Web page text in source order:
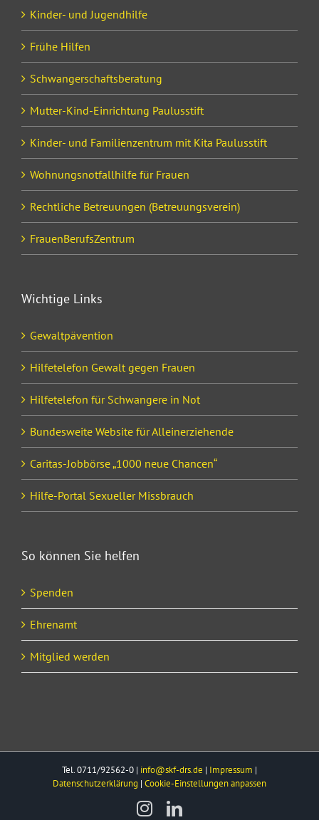
Kinder- und Jugendhilfe
Frühe Hilfen
Schwangerschaftsberatung
Mutter-Kind-Einrichtung Paulusstift
Kinder- und Familienzentrum mit Kita Paulusstift
Wohnungsnotfallhilfe für Frauen
Rechtliche Betreuungen (Betreuungsverein)
FrauenBerufsZentrum
Wichtige Links
Gewaltpävention
Hilfetelefon Gewalt gegen Frauen
Hilfetelefon für Schwangere in Not
Bundesweite Website für Alleinerziehende
Caritas-Jobbörse „1000 neue Chancen“
Hilfe-Portal Sexueller Missbrauch
So können Sie helfen
Spenden
Ehrenamt
Mitglied werden
Tel. 0711/92562-0 | info@skf-drs.de | Impressum |
Datenschutzerklärung | Cookie-Einstellungen anpassen
InstagramLinkedIn